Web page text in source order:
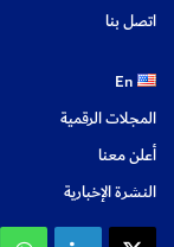
اتصل بنا
En
المجلات الرقمية
أعلن معنا
النشرة الإخبارية